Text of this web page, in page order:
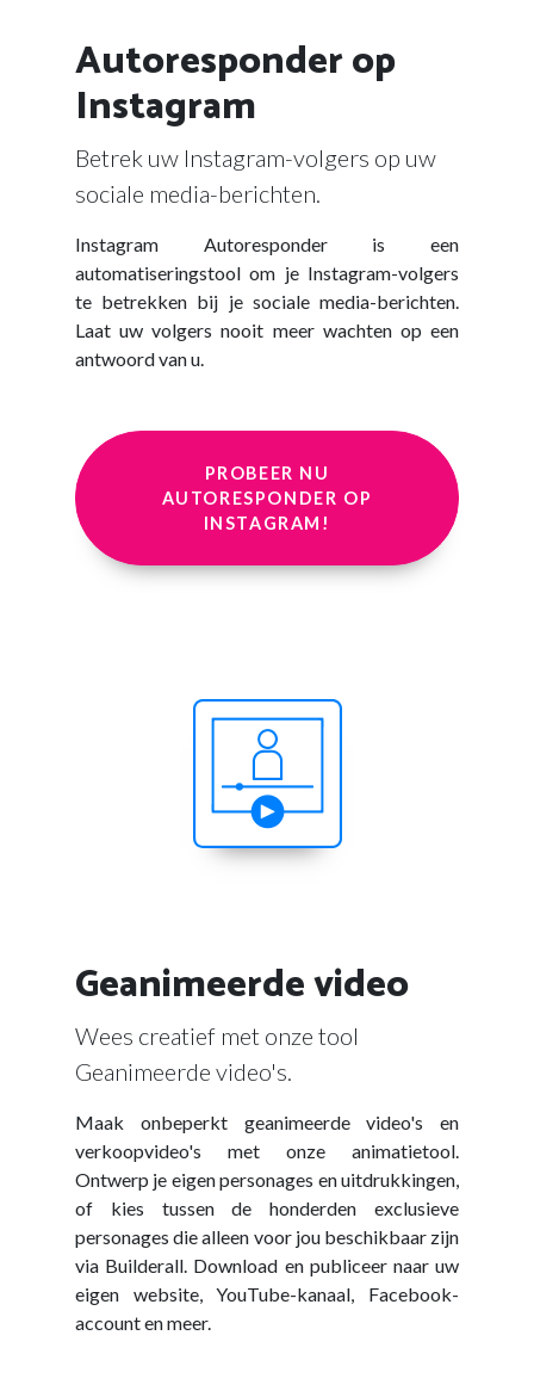
Autoresponder op
Instagram
Betrek uw Instagram-volgers op uw
sociale media-berichten.
Instagram Autoresponder is een
automatiseringstool om je Instagram-volgers
te betrekken bij je sociale media-berichten.
Laat uw volgers nooit meer wachten op een
antwoord van u.
PROBEER NU
AUTORESPONDER OP
INSTAGRAM!
Geanimeerde video
Wees creatief met onze tool
Geanimeerde video's.
Maak onbeperkt geanimeerde video's en
verkoopvideo's met onze animatietool.
Ontwerp je eigen personages en uitdrukkingen,
of kies tussen de honderden exclusieve
personages die alleen voor jou beschikbaar zijn
via Builderall. Download en publiceer naar uw
eigen website, YouTube-kanaal, Facebook-
account en meer.